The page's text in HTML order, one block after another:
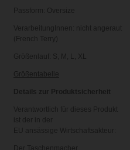
Passform: Oversize
VerarbeitungInnen: nicht angeraut
(French Terry)
Größenlauf: S, M, L, XL
Größentabelle
Details zur Produktsicherheit
Verantwortlich für dieses Produkt
ist der in der
EU ansässige Wirtschaftsakteur:
Der Taschenmacher